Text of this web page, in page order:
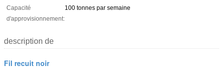
Capacité
d'approvisionnement:
100 tonnes par semaine
description de
Fil recuit noir